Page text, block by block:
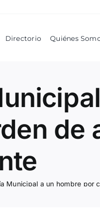
Directorio Quiénes
de